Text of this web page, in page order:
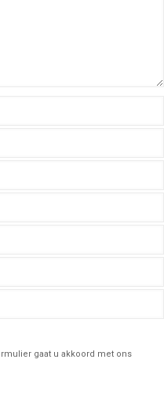
gaat u akkoord met ons